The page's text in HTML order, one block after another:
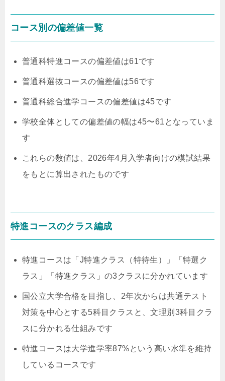
コース別の偏差値一覧
普通科特進コースの偏差値は61です
普通科選抜コースの偏差値は56です
普通科総合進学コースの偏差値は45です
学校全体としての偏差値の幅は45〜61となっていま
す
これらの数値は、2026年4月入学者向けの模試結果
をもとに算出されたものです
特進コースのクラス編成
特進コースは「J特進クラス（特待生）」「特選ク
ラス」「特進クラス」の3クラスに分かれています
国公立大学合格を目指し、2年次からは共通テスト
対策を中心とする5科目クラスと、文理別3科目クラ
スに分かれる仕組みです
特進コースは大学進学率87%という高い水準を維持
しているコースです